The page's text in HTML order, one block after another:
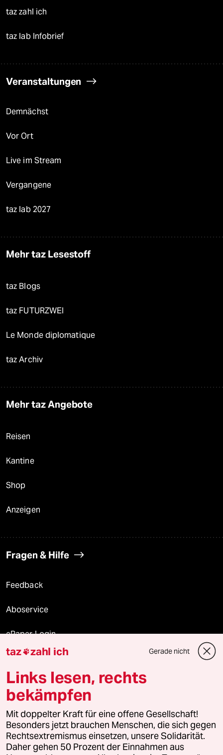
taz zahl ich
taz lab Infobrief
Veranstaltungen
Demnächst
Vor Ort
Live im Stream
Vergangene
taz lab 2027
Mehr taz Lesestoff
taz Blogs
taz FUTURZWEI
Le Monde diplomatique
taz Archiv
Mehr taz Angebote
Reisen
Kantine
Shop
Anzeigen
Fragen & Hilfe
Feedback
Aboservice
ePaper Login
Downloads für Abonnierende
© 2026 taz Verlags und Vertriebs GmbH
Alle Rechte vorbehalten. Bei rechtlichen Fragen oder für Genehmigungen
wenden Sie sich bitte an
lizenzen@taz.de
Feedback Redaktionsstatut Kommune-Richtlinien
taz zahl ich Gerade nicht
Links lesen, rechts
bekämpfen
Mit doppelter Kraft für eine offene Gesellschaft!
Besonders jetzt brauchen Menschen, die sich gegen
Rechtsextremismus einsetzen, unsere Solidarität.
Daher gehen 50 Prozent der Einnahmen aus